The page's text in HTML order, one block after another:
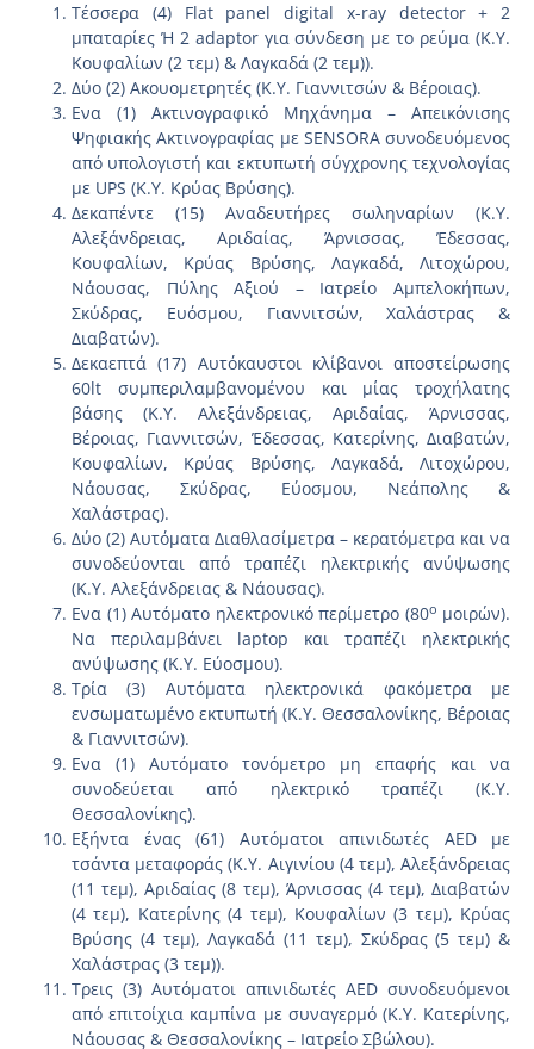
Τέσσερα (4) Flat panel digital x-ray detector + 2
μπαταρίες Ή 2 adaptor για σύνδεση με το ρεύμα (Κ.Υ.
Κουφαλίων (2 τεμ) & Λαγκαδά (2 τεμ)).
Δύο (2) Ακουομετρητές (Κ.Υ. Γιαννιτσών & Βέροιας).
Ενα (1) Ακτινογραφικό Μηχάνημα – Απεικόνισης
Ψηφιακής Ακτινογραφίας με SENSORA συνοδευόμενος
από υπολογιστή και εκτυπωτή σύγχρονης τεχνολογίας
με UPS (Κ.Υ. Κρύας Βρύσης).
Δεκαπέντε (15) Αναδευτήρες σωληναρίων (Κ.Υ.
Αλεξάνδρειας, Αριδαίας, Άρνισσας, Έδεσσας,
Κουφαλίων, Κρύας Βρύσης, Λαγκαδά, Λιτοχώρου,
Νάουσας, Πύλης Αξιού – Ιατρείο Αμπελοκήπων,
Σκύδρας, Ευόσμου, Γιαννιτσών, Χαλάστρας &
Διαβατών).
Δεκαεπτά (17) Αυτόκαυστοι κλίβανοι αποστείρωσης
60lt συμπεριλαμβανομένου και μίας τροχήλατης
βάσης (Κ.Υ. Αλεξάνδρειας, Αριδαίας, Άρνισσας,
Βέροιας, Γιαννιτσών, Έδεσσας, Κατερίνης, Διαβατών,
Κουφαλίων, Κρύας Βρύσης, Λαγκαδά, Λιτοχώρου,
Νάουσας, Σκύδρας, Εύοσμου, Νεάπολης &
Χαλάστρας).
Δύο (2) Αυτόματα Διαθλασίμετρα – κερατόμετρα και να
συνοδεύονται από τραπέζι ηλεκτρικής ανύψωσης
(Κ.Υ. Αλεξάνδρειας & Νάουσας).
Ενα (1) Αυτόματο ηλεκτρονικό περίμετρο (80o μοιρών).
Να περιλαμβάνει laptop και τραπέζι ηλεκτρικής
ανύψωσης (Κ.Υ. Εύοσμου).
Τρία (3) Αυτόματα ηλεκτρονικά φακόμετρα με
ενσωματωμένο εκτυπωτή (Κ.Υ. Θεσσαλονίκης, Βέροιας
& Γιαννιτσών).
Ενα (1) Αυτόματο τονόμετρο μη επαφής και να
συνοδεύεται από ηλεκτρικό τραπέζι (Κ.Υ.
Θεσσαλονίκης).
Εξήντα ένας (61) Αυτόματοι απινιδωτές AED με
τσάντα μεταφοράς (Κ.Υ. Αιγινίου (4 τεμ), Αλεξάνδρειας
(11 τεμ), Αριδαίας (8 τεμ), Άρνισσας (4 τεμ), Διαβατών
(4 τεμ), Κατερίνης (4 τεμ), Κουφαλίων (3 τεμ), Κρύας
Βρύσης (4 τεμ), Λαγκαδά (11 τεμ), Σκύδρας (5 τεμ) &
Χαλάστρας (3 τεμ)).
Τρεις (3) Αυτόματοι απινιδωτές AED συνοδευόμενοι
από επιτοίχια καμπίνα με συναγερμό (Κ.Υ. Κατερίνης,
Νάουσας & Θεσσαλονίκης – Ιατρείο Σβώλου).